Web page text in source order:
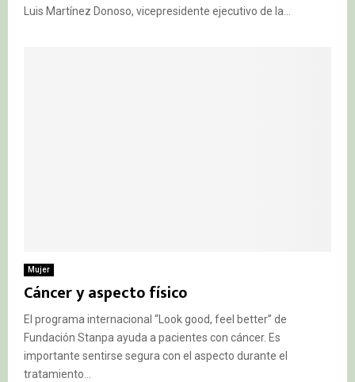
Luis Martínez Donoso, vicepresidente ejecutivo de la...
Mujer
Cáncer y aspecto físico
El programa internacional “Look good, feel better” de
Fundación Stanpa ayuda a pacientes con cáncer. Es
importante sentirse segura con el aspecto durante el
tratamiento...